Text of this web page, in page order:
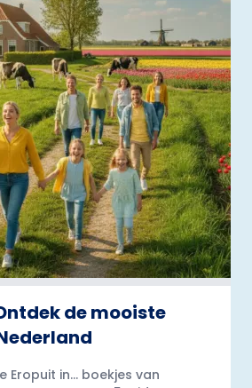
de mooiste
Eropuit in... boekjes van